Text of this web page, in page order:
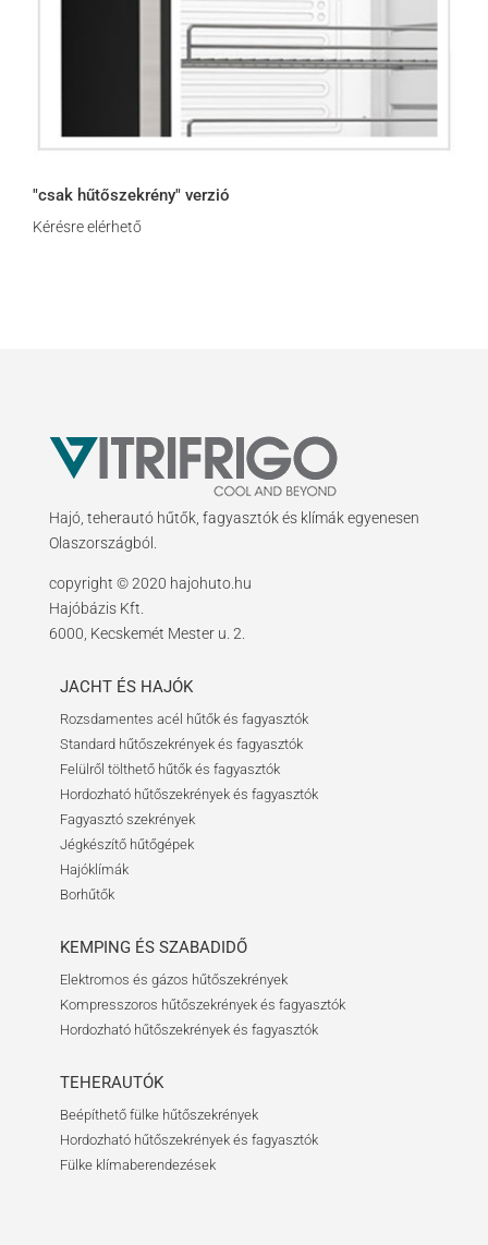
"csak hűtőszekrény" verzió
Kérésre elérhető
Hajó, teherautó hűtők, fagyasztók és klímák egyenesen
Olaszországból.
copyright © 2020 hajohuto.hu
Hajóbázis Kft.
6000, Kecskemét Mester u. 2.
JACHT ÉS HAJÓK
Rozsdamentes acél hűtők és fagyasztók
Standard hűtőszekrények és fagyasztók
Felülről tölthető hűtők és fagyasztók
Hordozható hűtőszekrények és fagyasztók
Fagyasztó szekrények
Jégkészítő hűtőgépek
Hajóklímák
Borhűtők
KEMPING ÉS SZABADIDŐ
Elektromos és gázos hűtőszekrények
Kompresszoros hűtőszekrények és fagyasztók
Hordozható hűtőszekrények és fagyasztók
TEHERAUTÓK
Beépíthető fülke hűtőszekrények
Hordozható hűtőszekrények és fagyasztók
Fülke klímaberendezések